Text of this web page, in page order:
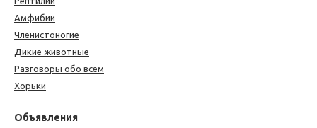
Амфибии
Членистоногие
Дикие животные
Разговоры обо всем
Хорьки
Объявления